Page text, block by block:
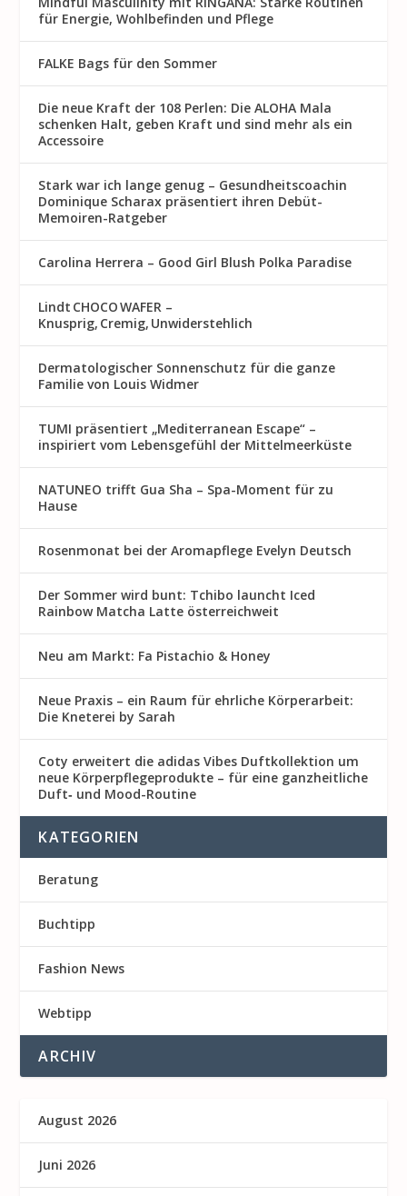
für Energie, Wohlbefinden und Pflege
FALKE Bags für den Sommer
Die neue Kraft der 108 Perlen: Die ALOHA Mala
schenken Halt, geben Kraft und sind mehr als ein
Accessoire
Stark war ich lange genug – Gesundheitscoachin
Dominique Scharax präsentiert ihren Debüt-
Memoiren-Ratgeber
Carolina Herrera – Good Girl Blush Polka Paradise
Lindt CHOCO WAFER –
Knusprig, Cremig, Unwiderstehlich
Dermatologischer Sonnenschutz für die ganze
Familie von Louis Widmer
TUMI präsentiert „Mediterranean Escape“ –
inspiriert vom Lebensgefühl der Mittelmeerküste
NATUNEO trifft Gua Sha – Spa-Moment für zu
Hause
Rosenmon at bei der Aromapflege Evelyn Deutsch
Der Sommer wird bunt: Tchibo launcht Iced
Rainbow Matcha Latte österreichweit
Neu am Markt: Fa Pistachio & Honey
Neue Praxis – ein Raum für ehrliche Körperarbeit:
Die Kneterei by Sarah
Coty erweitert die adidas Vibes Duftkollektion um
neue Körperpflegeprodukte – für eine ganzheitliche
Duft‑ und Mood-Routine
KATEGORIEN
Beratung
Buchtipp
Fashion News
Webtipp
ARCHIV
August 2026
Juni 2026